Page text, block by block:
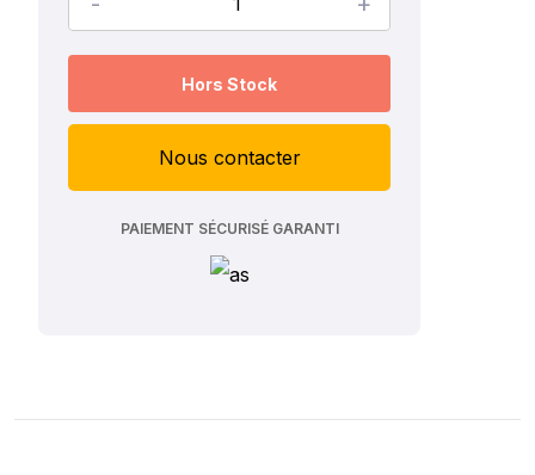
Hors Stock
Nous contacter
PAIEMENT SÉCURISÉ GARANTI